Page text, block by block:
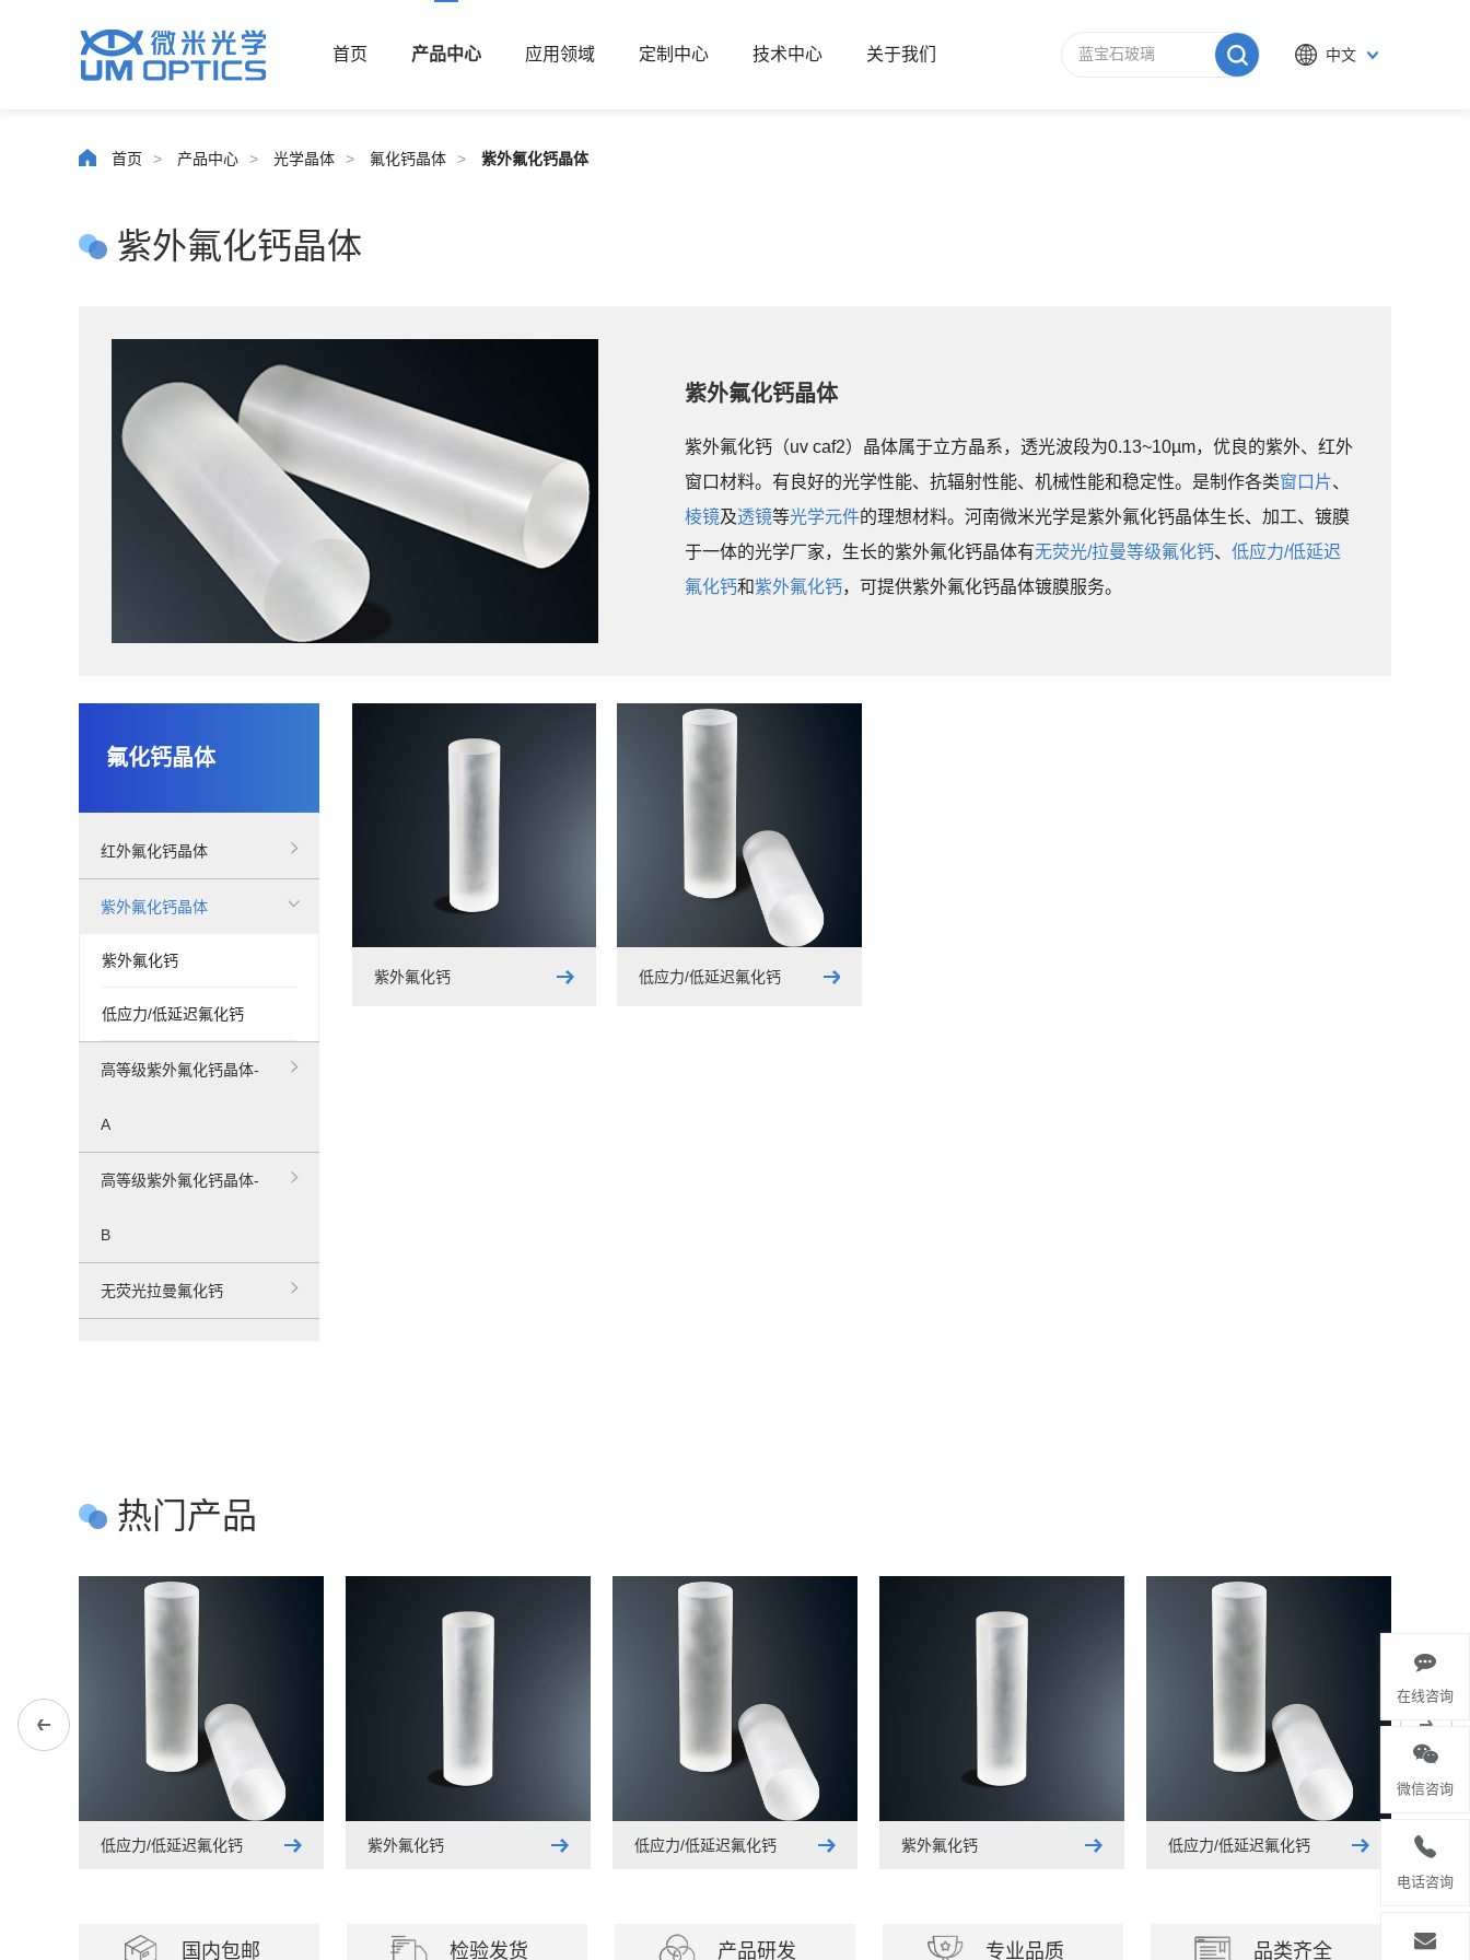
首页 产品中心 应用领域 定制中心 技术中心 关于我们 中文
首页 > 产品中心 > 光学晶体 > 氟化钙晶体 > 紫外氟化钙晶体
紫外氟化钙晶体
紫外氟化钙晶体
紫外氟化钙（uv caf2）晶体属于立方晶系，透光波段为0.13~10µm，优良的紫外、红外
窗口材料。有良好的光学性能、抗辐射性能、机械性能和稳定性。是制作各类窗口片、
棱镜及透镜等光学元件的理想材料。河南微米光学是紫外氟化钙晶体生长、加工、镀膜
于一体的光学厂家，生长的紫外氟化钙晶体有无荧光/拉曼等级氟化钙、低应力/低延迟
氟化钙和紫外氟化钙，可提供紫外氟化钙晶体镀膜服务。
氟化钙晶体
红外氟化钙晶体
紫外氟化钙晶体
紫外氟化钙
低应力/低延迟氟化钙
高等级紫外氟化钙晶体-
A
高等级紫外氟化钙晶体-
B
无荧光拉曼氟化钙
紫外氟化钙 低应力/低延迟氟化钙
热门产品
低应力/低延迟氟化钙 紫外氟化钙 低应力/低延迟氟化钙 紫外氟化钙 低应力/低延迟氟化钙
国内包邮 检验发货 产品研发 专业品质 品类齐全
在线咨询
微信咨询
电话咨询